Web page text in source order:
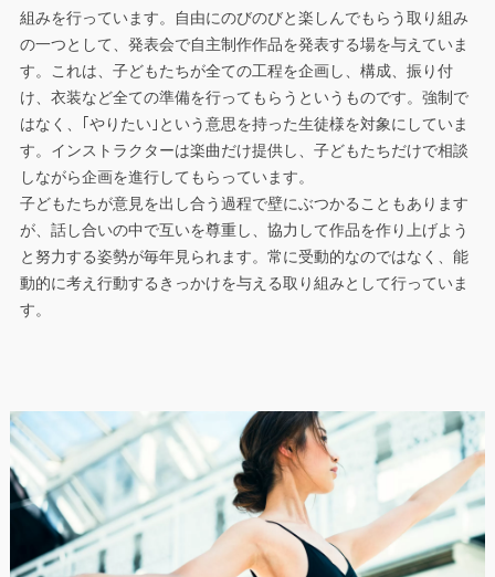
組みを行っています。自由にのびのびと楽しんでもらう取り組み
の一つとして、発表会で自主制作作品を発表する場を与えていま
す。これは、子どもたちが全ての工程を企画し、構成、振り付
け、衣装など全ての準備を行ってもらうというものです。強制で
はなく、｢やりたい｣という意思を持った生徒様を対象にしていま
す。インストラクターは楽曲だけ提供し、子どもたちだけで相談
しながら企画を進行してもらっています。
子どもたちが意見を出し合う過程で壁にぶつかることもあります
が、話し合いの中で互いを尊重し、協力して作品を作り上げよう
と努力する姿勢が毎年見られます。常に受動的なのではなく、能
動的に考え行動するきっかけを与える取り組みとして行っていま
す。